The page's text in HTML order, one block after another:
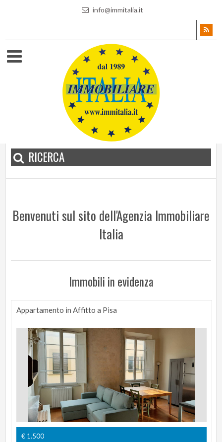
info@immitalia.it
RICERCA
Benvenuti sul sito dell'Agenzia Immobiliare
Italia
Immobili in evidenza
Appartamento in Affitto a Pisa
€ 1.500